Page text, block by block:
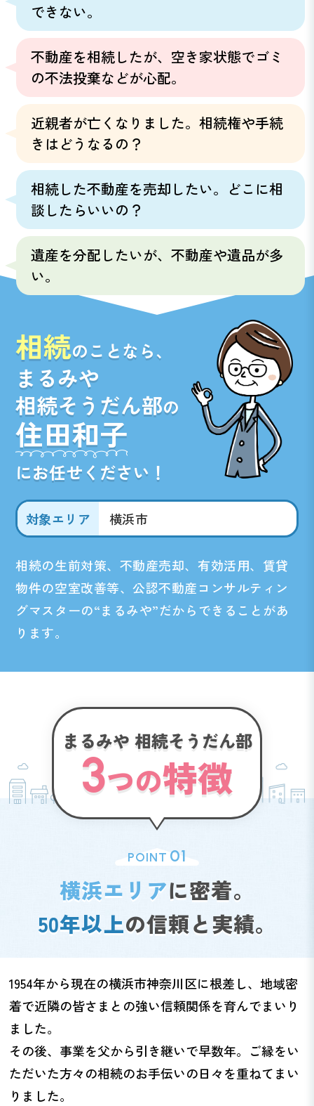
できない。
不動産を相続したが、空き家状態でゴミ
の不法投棄などが心配。
近親者が亡くなりました。相続権や手続
きはどうなるの？
相続した不動産を売却したい。どこに相
談したらいいの？
遺産を分配したいが、不動産や遺品が多
い。
相続のことなら、
まるみや
相続そうだん部の
住田和子
にお任せください！
対象エリア 横浜市
相続の生前対策、不動産売却、有効活用、賃貸
物件の空室改善等、公認不動産コンサルティン
グマスターの“まるみや”だからできることがあ
ります。
まるみや 相続そうだん部
3つの特徴
POINT 01
横浜エリアに密着。
50年以上の信頼と実績。
1954年から現在の横浜市神奈川区に根差し、地域密
着で近隣の皆さまとの強い信頼関係を育んでまいり
ました。
その後、事業を父から引き継いで早数年。ご縁をい
ただいた方々の相続のお手伝いの日々を重ねてまい
りました。